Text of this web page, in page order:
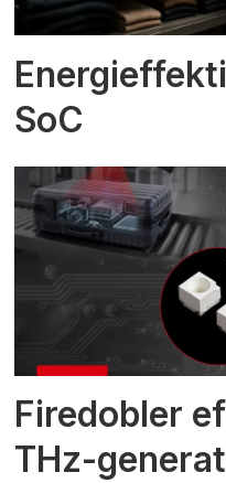
SoC
Firedobler
THz-